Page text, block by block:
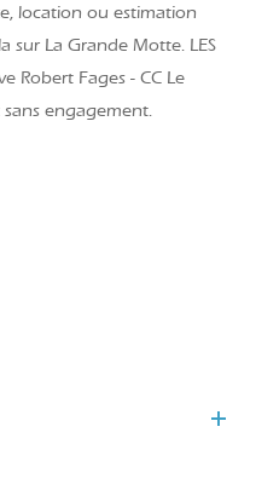
location ou estimation
sur La Grande Motte. LES
Robert Fages - CC Le
engagement.